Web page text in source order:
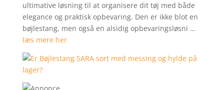
ultimative løsning til at organisere dit tøj med både
elegance og praktisk opbevaring. Den er ikke blot en
bøjlestang, men også en alsidig opbevaringsløsni …
læs mere her